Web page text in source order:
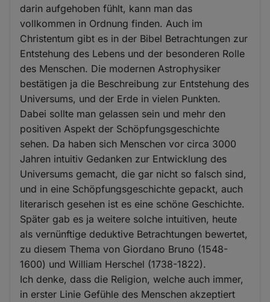
darin aufgehoben fühlt, kann man das
vollkommen in Ordnung finden. Auch im
Christentum gibt es in der Bibel Betrachtungen zur
Entstehung des Lebens und der besonderen Rolle
des Menschen. Die modernen Astrophysiker
bestätigen ja die Beschreibung zur Entstehung des
Universums, und der Erde in vielen Punkten.
Dabei sollte man gelassen sein und mehr den
positiven Aspekt der Schöpfungsgeschichte
sehen. Da haben sich Menschen vor circa 3000
Jahren intuitiv Gedanken zur Entwicklung des
Universums gemacht, die gar nicht so falsch sind,
und in eine Schöpfungsgeschichte gepackt, auch
literarisch gesehen ist es eine schöne Geschichte.
Später gab es ja weitere solche intuitiven, heute
als vernünftige deduktive Betrachtungen bewertet,
zu diesem Thema von Giordano Bruno (1548-
1600) und William Herschel (1738-1822).
Ich denke, dass die Religion, welche auch immer,
in erster Linie Gefühle des Menschen akzeptiert